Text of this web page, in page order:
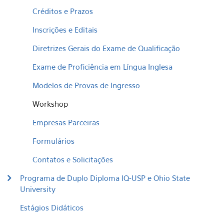
Créditos e Prazos
Inscrições e Editais
Diretrizes Gerais do Exame de Qualificação
Exame de Proficiência em Língua Inglesa
Modelos de Provas de Ingresso
Workshop
Empresas Parceiras
Formulários
Contatos e Solicitações
Programa de Duplo Diploma IQ-USP e Ohio State
University
Estágios Didáticos